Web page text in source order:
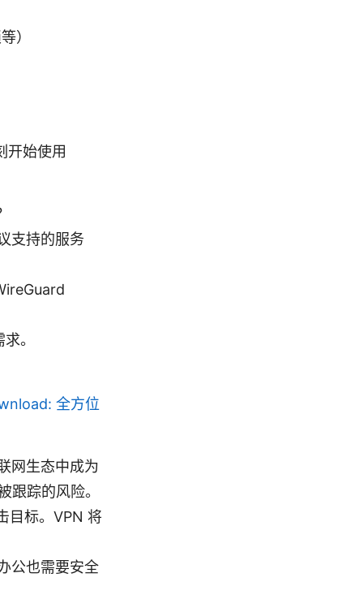
）
开始使用
支持的服务
。
全方位
网生态中成为
跟踪的风险。
目标。VPN 将
公也需要安全